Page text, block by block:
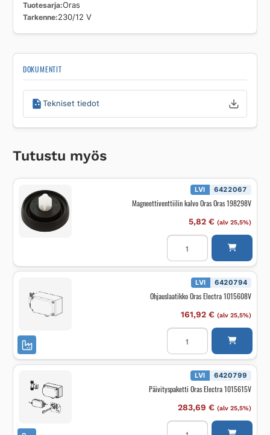
Tuotesarja Oras
Tarkenne 230/12 V
DOKUMENTIT
Tekniset tiedot
Tutustu myös
LVI 6422067
Magneettiventtiilin kalvo Oras Oras 198298V
5,82 € (alv 25,5%)
Magneettiventtiilin
kalvo
Oras
198298V
LVI 6420794
Ohjauslaatikko Oras Electra 1015608V
161,92 € (alv 25,5%)
Ohjauslaatikko
Electra
1015608V
määrä
LVI 6420799
Päivityspaketti Oras Electra 1015615V
283,69 € (alv 25,5%)
Päivityspaketti